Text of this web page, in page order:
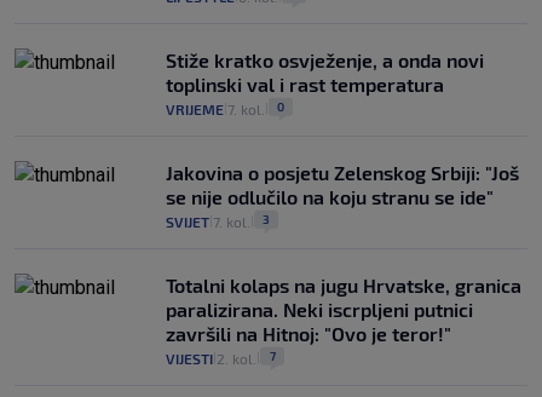
Stiže kratko osvježenje, a onda novi
toplinski val i rast temperatura
VRIJEME 7. kol. 0
Jakovina o posjetu Zelenskog Srbiji: "Još
se nije odlučilo na koju stranu se ide"
SVIJET 7. kol. 3
Totalni kolaps na jugu Hrvatske, granica
paralizirana. Neki iscrpljeni putnici
završili na Hitnoj: "Ovo je teror!"
VIJESTI 2. kol. 7